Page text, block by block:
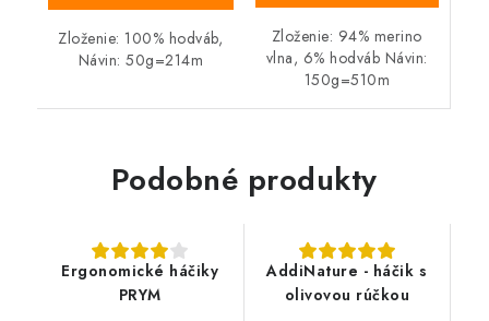
Zloženie: 100% hodváb,
Návin: 50g=214m
Zloženie: 94% merino
vlna, 6% hodváb Návin:
150g=510m
Podobné produkty
Ergonomické háčiky
PRYM
AddiNature - háčik s
olivovou rúčkou